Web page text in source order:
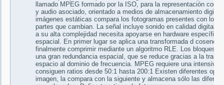
llamado MPEG formado por la ISO, para la representación
y audio asociado, orientado a medios de almacenamiento
imágenes estáticas compara los fotogramas presentes con los
partes que cambian. La señal incluye sonido en calidad digital.
a su alta complejidad necesita apoyarse en hardware
espacial. En primer lugar se aplica una transformada d coseno
finalmente comprimir mediante un algoritmo RLE. Los bloques
una gran redundancia espacial, que se reduce gracias a la
espacio al dominio de frecuencia. MPEG requiere una
consiguen ratios desde 50:1 hasta 200:1 Existen diferentes
imagen, la compara con la siguiente y almacena sólo las